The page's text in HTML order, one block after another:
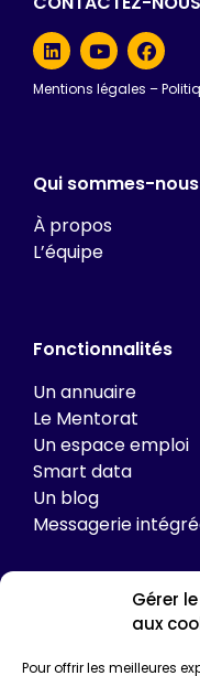
Gérer
aux
Pour offrir les meilleures
Mentions légales –
Qui sommes-
À propos
L’équipe
Fonctionnalités
Un annuaire
Le Mentorat
Un espace emploi
Smart data
Un blog
Messagerie
Plateforme